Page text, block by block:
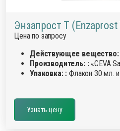
Энзапрост Т (Enzaprost
Цена по запросу
Действующее вещество:
Производитель: :«CEVA
Упаковка: : Флакон 30 мл.
Узнать цену